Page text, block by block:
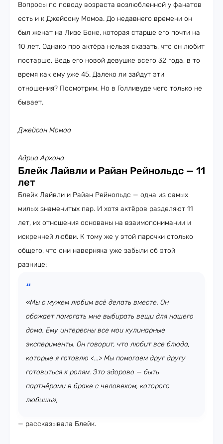
Вопросы по поводу возраста возлюбленной у фанатов
есть и к Джейсону Момоа. До недавнего времени он
был женат на Лизе Боне, которая старше его почти на
10 лет. Однако про актёра нельзя сказать, что он любит
постарше. Ведь его новой девушке всего 32 года, в то
время как ему уже 45. Далеко ли зайдут эти
отношения? Посмотрим. Но в Голливуде чего только не
бывает.
Джейсон Момоа
Адриа Архона
Блейк Лайвли и Райан Рейнольдс — 11
лет
Блейк Лайвли и Райан Рейнольдс — одна из самых
милых знаменитых пар. И хотя актёров разделяют 11
лет, их отношения основаны на взаимопонимании и
искренней любви. К тому же у этой парочки столько
общего, что они наверняка уже забыли об этой
разнице:
«Мы с мужем любим всё делать вместе. Он
обожает помогать мне выбирать вещи для нашего
дома. Ему интересны все мои кулинарные
эксперименты. Он говорит, что любит все блюда,
которые я готовлю <...> Мы помогаем друг другу
готовиться к ролям. Это здорово — быть
партнёрами в браке с человеком, которого
любишь»,
— рассказывала Блейк.